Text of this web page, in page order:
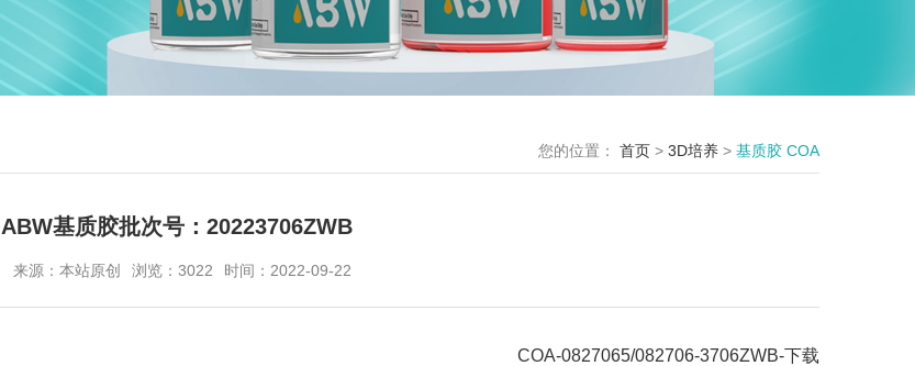
您的位置： 首页 > 3D培养 > 基质胶 COA
ABW基质胶批次号：20223706ZWB
来源：本站原创 浏览：3022 时间：2022-09-22
COA-0827065/082706-3706ZWB-下载